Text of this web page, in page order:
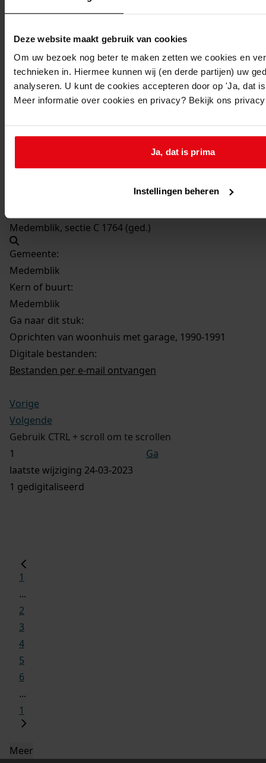
Deze website maakt gebruik van cookies
Om uw bezoek nog beter te maken zetten we cookies en
technieken in. Hiermee kunnen wij (en derde partijen) uw
analyseren. U kunt de cookies accepteren door op 'Ja, dat
Meer informatie over cookies en privacy? Bekijk ons
Ja, dat is prima
Instellingen beheren
Datum vergunning:
08-01-1991
Adres:
Nieuw adres:
Medemblik, Baanweydt 1
Medemblik, sectie C 1764 (ged.)
Gemeente:
Medemblik
Kern of buurt:
Medemblik
Ga naar dit stuk:
Oprichten van woonhuis met garage, 1990-1991
Digitale bestanden:
Bestanden per e-mail ontvangen
Vorige
Volgende
Gebruik CTRL + scroll om te scrollen
Ga
laatste wijziging 24-03-2023
1 gedigitaliseerd
1
...
2
3
4
5
6
...
1
Meer